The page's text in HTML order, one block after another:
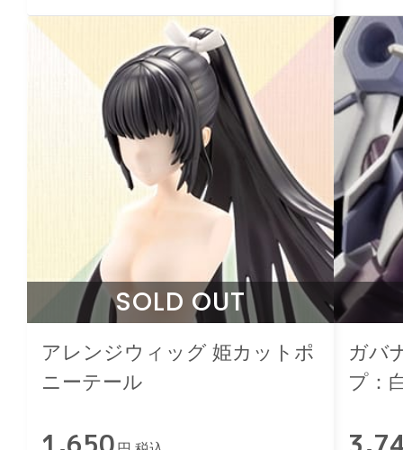
SOLD OUT
アレンジウィッグ 姫カットポ
ニーテール
ガバ
プ：